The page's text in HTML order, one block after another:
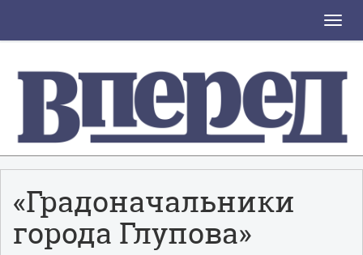
Toggle
«Градоначальники
города Глупова»